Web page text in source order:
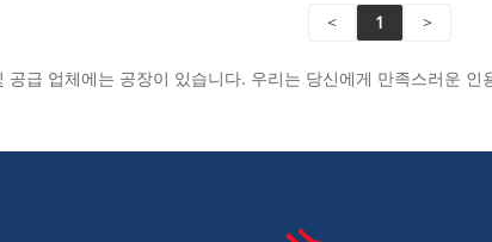
< 1 >
공급 업체에는 공장이 있습니다. 우리는 당신에게 만족스러운